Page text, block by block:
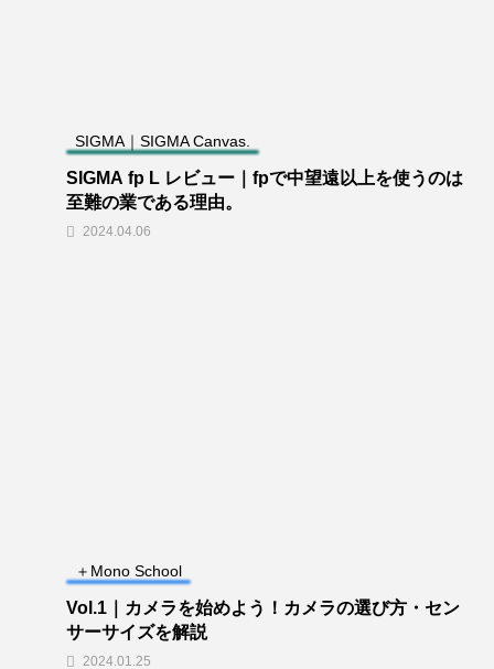
SIGMA｜SIGMA Canvas.
SIGMA fp L レビュー｜fpで中望遠以上を使うのは
至難の業である理由。
2024.04.06
＋Mono School
Vol.1｜カメラを始めよう！カメラの選び方・セン
サーサイズを解説
2024.01.25